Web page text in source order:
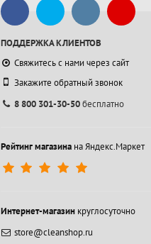
ПОДДЕРЖКА КЛИЕНТОВ
Свяжитесь с нами через сайт
Закажите обратный звонок
8 800 301-30-50бесплатно
Рейтинг магазинана Яндекс.Маркет
Интернет-магазинкруглосуточно
store@cleanshop.ru